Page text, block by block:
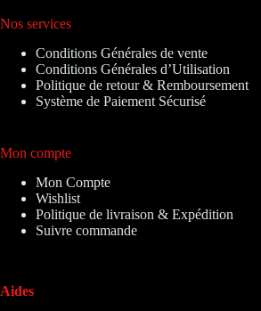
Nos services
Conditions Générales de vente
Conditions Générales d’Utilisation
Politique de retour & Remboursement
Système de Paiement Sécurisé
Mon compte
Mon Compte
Wishlist
Politique de livraison & Expédition
Suivre commande
Aides